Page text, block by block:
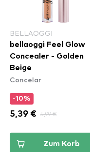
BELLAOGGI
bellaoggi Feel Glow
Concealer - Golden
Beige
Concelar
-10%
5,39 € 5,99 €
Zum Korb